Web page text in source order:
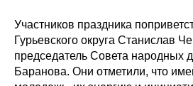
Участников праздника
Гурьевского округа Станислав
председатель Совета народных
Баранова. Они отметили, что